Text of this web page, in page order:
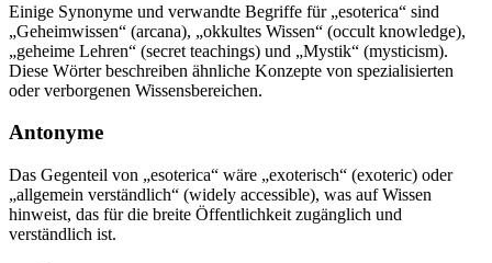
Einige Synonyme und verwandte Begriffe für „esoterica“ sind
„Geheimwissen“ (arcana), „okkultes Wissen“ (occult knowledge),
„geheime Lehren“ (secret teachings) und „Mystik“ (mysticism).
Diese Wörter beschreiben ähnliche Konzepte von spezialisierten
oder verborgenen Wissensbereichen.
Antonyme
Das Gegenteil von „esoterica“ wäre „exoterisch“ (exoteric) oder
„allgemein verständlich“ (widely accessible), was auf Wissen
hinweist, das für die breite Öffentlichkeit zugänglich und
verständlich ist.